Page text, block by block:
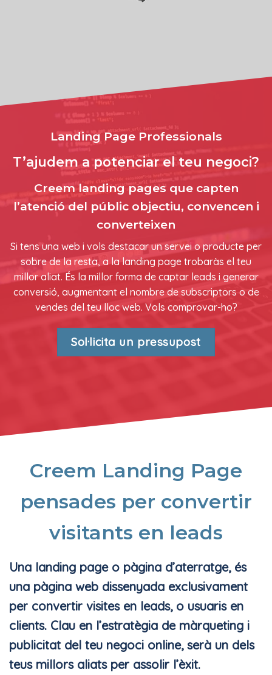
Landing Page Professionals
T’ajudem a potenciar el teu negoci?
Creem landing pages que capten
l’atenció del públic objectiu, convencen i
converteixen
Si tens una web i vols destacar un servei o producte per
sobre de la resta, a la landing page trobaràs el teu
millor aliat. És la millor forma de captar leads i generar
conversió, augmentant el nombre de subscriptors o de
vendes del teu lloc web. Vols comprovar-ho?
Sol·licita un pressupost
Creem Landing Page
pensades per convertir
visitants en leads
Una landing page o pàgina d’aterratge, és
una pàgina web dissenyada exclusivament
per convertir visites en leads, o usuaris en
clients. Clau en l’estratègia de màrqueting i
publicitat del teu negoci online, serà un dels
teus millors aliats per assolir l’èxit.